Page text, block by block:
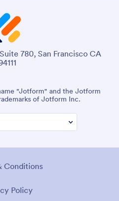
780, San Francisco CA
"Jotform" and the Jotform
of Jotform Inc.
Conditions
Policy